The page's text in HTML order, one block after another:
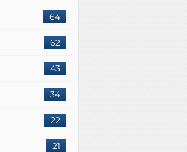
64
62
43
34
22
21